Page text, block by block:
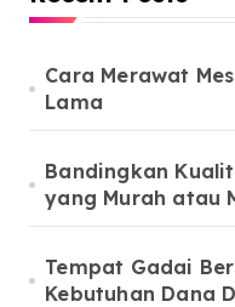
Cara Merawat
Lama
Bandingkan
yang Murah atau
Tempat Gadai
Kebutuhan Dana